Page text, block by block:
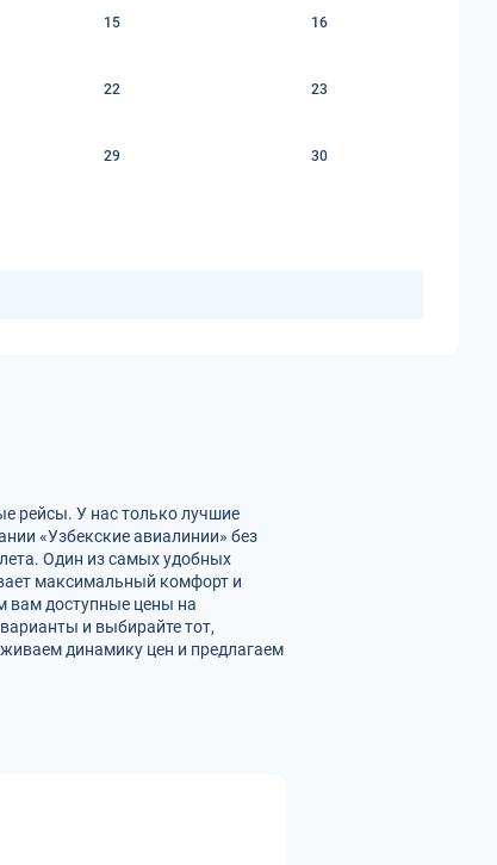
15 16
22 23
29 30
рейсы. У нас только лучшие
«Узбекские авиалинии» без
Один из самых удобных
максимальный комфорт и
вам доступные цены на
и выбирайте тот,
динамику цен и предлагаем